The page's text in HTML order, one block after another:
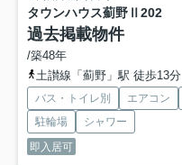
タウンハウス薊野Ⅱ 202
過去掲載物件
/築48年
土讃線「薊野」駅 徒歩13分
バス・トイレ別 エアコン
駐輪場
シャワー
即入居可